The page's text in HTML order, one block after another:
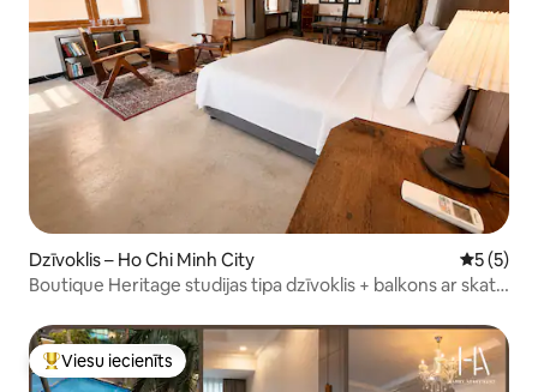
Dzīvoklis – Ho Chi Minh City Vidējais
5 (5)
Boutique Heritage studijas tipa dzīvoklis + balkons ar skatu
Populārs viesu iecienīts mājoklis
Viesu iecienīts